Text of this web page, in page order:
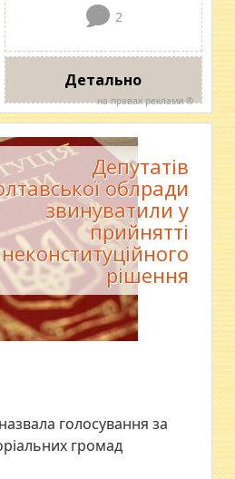
2
Детально
на правах реклами ®
Депутатів
облради
звинуватили у
прийнятті
неконституційного
рішення
голосування за
громад